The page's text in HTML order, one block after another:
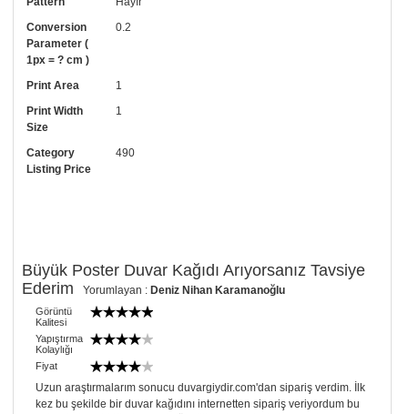
• Tutkalınız, siparişiniz ile birlikte ücretsiz olarak gönderilecektir.
Uygulaması standart duvar kağıdı ile aynıdır. Siparişiniz ile birlikte
uygulama kılavuzu da gönderilecektir.
arayıp talebinizi iletebilirsiniz.
• Görselde düzenleme yaptırmak istiyorsanız yine bize telefon
numaramızdan ulaşabilirsiniz.
Conversion
Parameter (
1px = ? cm )
0.2
Print Area
1
Print Width
Size
1
Category
Listing Price
490
Büyük Poster Duvar Kağıdı Arıyorsanız Tavsiye
Ederim
Yorumlayan : Deniz Nihan Karamanoğlu
Görüntü
Kalitesi
Yapıştırma
Kolaylığı
Fiyat
Uzun araştırmalarım sonucu duvargiydir.com'dan sipariş verdim. İlk
kez bu şekilde bir duvar kağıdını internetten sipariş veriyordum bu